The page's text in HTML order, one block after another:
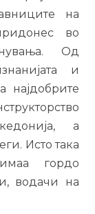
на
во
Од
и
најдобрите
а
Исто така
гордо
водачи на